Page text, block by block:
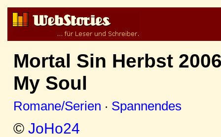
Mortal Sin Herbst
My Soul
Romane/Serien · Spannendes
© JoHo24